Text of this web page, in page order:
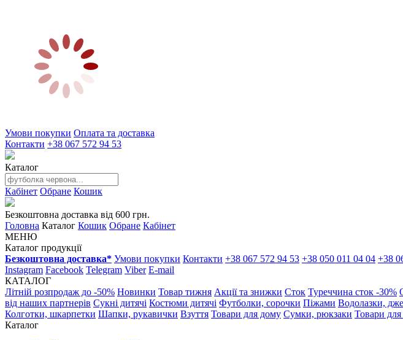
Умови покупки Оплата та доставка
Контакти +38 067 572 94 53
Каталог
Кабінет Обране Кошик
Безкоштовна доставка від 600 грн.
Головна Каталог Кошик Обране Кабінет
МЕНЮ
Каталог продукції
Безкоштовна доставка* Умови покупки Контакти +38 067 572 94 53 +38 050 011 04 04 +38
Instagram Facebook Telegram Viber E-mail
КАТАЛОГ
Літній розпродаж до -50% Новинки Товар тижня Акції та знижки Сток Туреччина сток -30%
від наших партнерів Сукні дитячі Костюми дитячі Футболки, сорочки Піжами Водолазки,
Колготки, шкарпетки Шапки, рукавички Взуття Товари для дому Сумки, рюкзаки Товари
Каталог